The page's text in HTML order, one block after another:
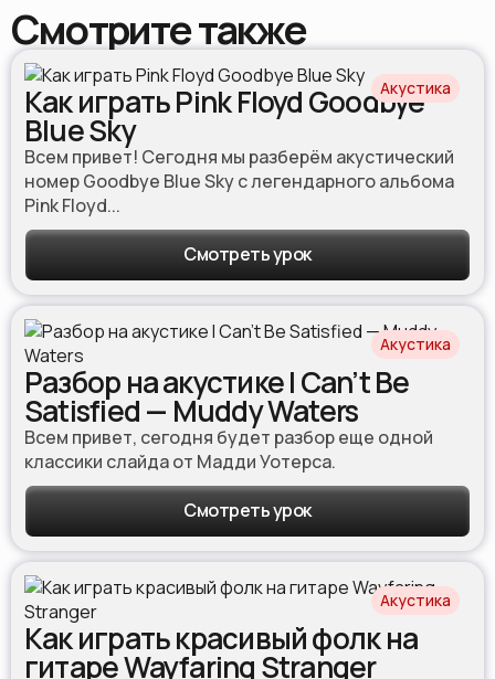
Смотрите также
Акустика
Как играть Pink Floyd Goodbye
Blue Sky
Всем привет! Сегодня мы разберём акустический
номер Goodbye Blue Sky с легендарного альбома
Pink Floyd...
Смотреть урок
Акустика
Разбор на акустике I Can’t Be
Satisfied — Muddy Waters
Всем привет, сегодня будет разбор еще одной
классики слайда от Мадди Уотерса.
Смотреть урок
Акустика
Как играть красивый фолк на
гитаре Wayfaring Stranger